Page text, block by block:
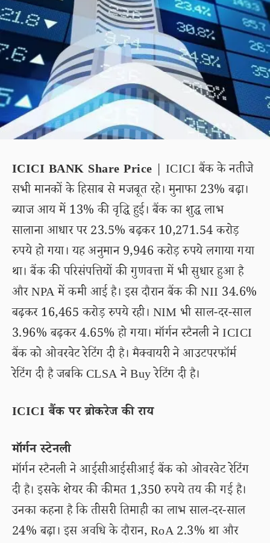
ICICI BANK Share Price | ICICI बैंक के नतीजे
सभी मानकों के हिसाब से मजबूत रहे। मुनाफा 23% बढ़ा।
ब्याज आय में 13% की वृद्धि हुई। बैंक का शुद्ध लाभ
सालाना आधार पर 23.5% बढ़कर 10,271.54 करोड़
रुपये हो गया। यह अनुमान 9,946 करोड़ रुपये लगाया गया
था। बैंक की परिसंपत्तियों की गुणवत्ता में भी सुधार हुआ है
और NPA में कमी आई है। इस दौरान बैंक की NII 34.6%
बढ़कर 16,465 करोड़ रुपये रही। NIM भी साल-दर-साल
3.96% बढ़कर 4.65% हो गया। मॉर्गन स्टैनली ने ICICI
बैंक को ओवरवेट रेटिंग दी है। मैक्वायरी ने आउटपरफॉर्म
रेटिंग दी है जबकि CLSA ने Buy रेटिंग दी है।
ICICI बैंक पर ब्रोकरेज की राय
मॉर्गन स्टेनली
मॉर्गन स्टैनली ने आईसीआईसीआई बैंक को ओवरवेट रेटिंग
दी है। इसके शेयर की कीमत 1,350 रुपये तय की गई है।
उनका कहना है कि तीसरी तिमाही का लाभ साल-दर-साल
24% बढ़ा। इस अवधि के दौरान, RoA 2.3% था और